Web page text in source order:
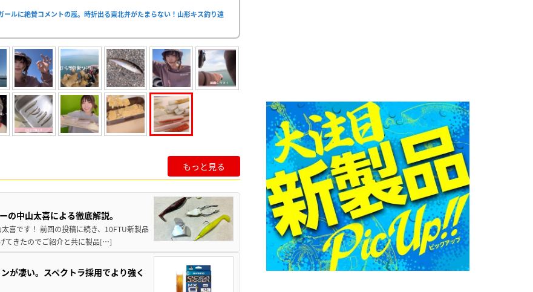
ールに絶賛コメントの嵐。時折出る東北弁がたまらない！山形キス釣り遠
もっと見る
の中山太喜による徹底解説。
喜です！ 前回の投稿に続き、10FTU新製品
てきたのでご紹介と共に製品[…]
が凄い。スペクトラ採用でより強く